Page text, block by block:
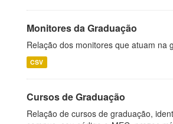
Monitores da Graduação
Relação dos monitores que atuam na
CSV
Cursos de Graduação
Relação de cursos de graduação,